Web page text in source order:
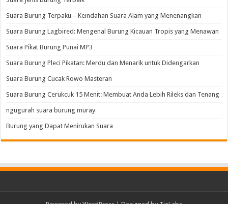
Suara Burung Terpaku – Keindahan Suara Alam yang Menenangkan
Suara Burung Lagbired: Mengenal Burung Kicauan Tropis yang Menawan
Suara Pikat Burung Punai MP3
Suara Burung Pleci Pikatan: Merdu dan Menarik untuk Didengarkan
Suara Burung Cucak Rowo Masteran
Suara Burung Cerukcuk 15 Menit: Membuat Anda Lebih Rileks dan Tenang
ngugurah suara burung muray
Burung yang Dapat Menirukan Suara